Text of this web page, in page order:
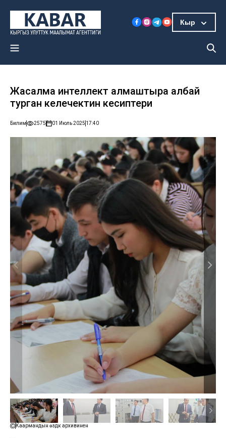
Кыр
Жасалма интеллект алмаштыра албай
турган келечектин кесиптери
Билим 2575 01 Июль 2025 17:40
Каармандын өздүк архивинен